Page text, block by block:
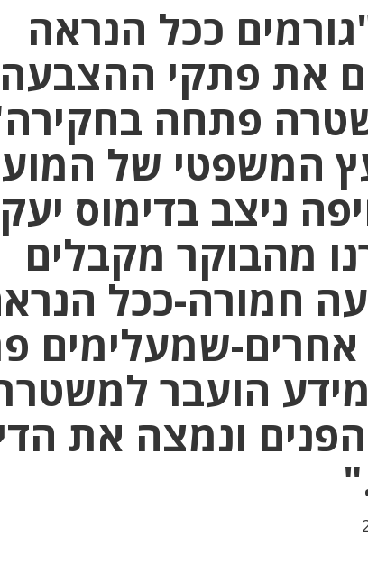
ככל הנראה
את פתקי
פתחה
המשפטי של
ניצב בדימוס
מהבוקר מקבלים
חמורה-ככל
שמעלימים
הועבר
ונמצה את